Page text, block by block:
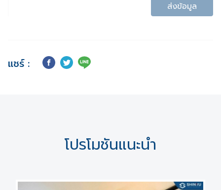
ส่งข้อมูล
แชร์ :
โปรโมชันแนะนำ